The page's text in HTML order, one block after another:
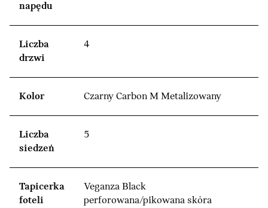
napędu
Liczba
drzwi
4
Kolor Czarny Carbon M Metalizowany
Liczba
siedzeń
5
Tapicerka
foteli
Veganza Black
perforowana/pikowana skóra